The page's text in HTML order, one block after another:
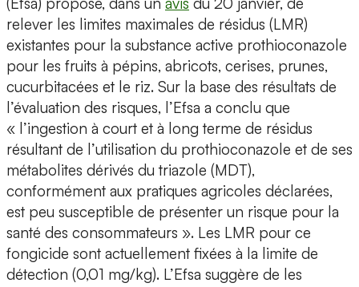
relever les limites maximales de résidus (LMR)
existantes pour la substance active prothioconazole
pour les fruits à pépins, abricots, cerises, prunes,
cucurbitacées et le riz. Sur la base des résultats de
l’évaluation des risques, l’Efsa a conclu que
« l’ingestion à court et à long terme de résidus
résultant de l’utilisation du prothioconazole et de ses
métabolites dérivés du triazole (MDT),
conformément aux pratiques agricoles déclarées,
est peu susceptible de présenter un risque pour la
santé des consommateurs ». Les LMR pour ce
fongicide sont actuellement fixées à la limite de
détection (0,01 mg/kg). L’Efsa suggère de les